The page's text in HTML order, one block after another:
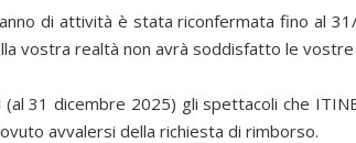
di attività è stata riconfermata fino al
vostra realtà non avrà soddisfatto le
(al 31 dicembre 2025) gli spettacoli che
avvalersi della richiesta di rimborso.